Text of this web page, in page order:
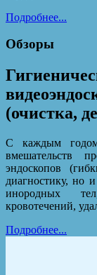
Подробнее...
Обзоры
(очистка,
С каждым годом
вмешательств
эндоскопов
диагностику, но
инородных
кровотечений,
Подробнее...